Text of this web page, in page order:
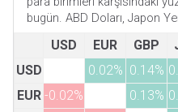
bugün. ABD Doları, Japon
USD EUR GBP
USD
0.02% 0.14%
EUR -0.02% 0.13%